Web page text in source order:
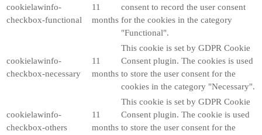
cookielawinfo-
checkbox-functional
11
months
consent to record the user consent
for the cookies in the category
"Functional".
cookielawinfo-
checkbox-necessary
11
months
This cookie is set by GDPR Cookie
Consent plugin. The cookies is used
to store the user consent for the
cookies in the category "Necessary".
cookielawinfo-
checkbox-others
11
months
This cookie is set by GDPR Cookie
Consent plugin. The cookie is used
to store the user consent for the